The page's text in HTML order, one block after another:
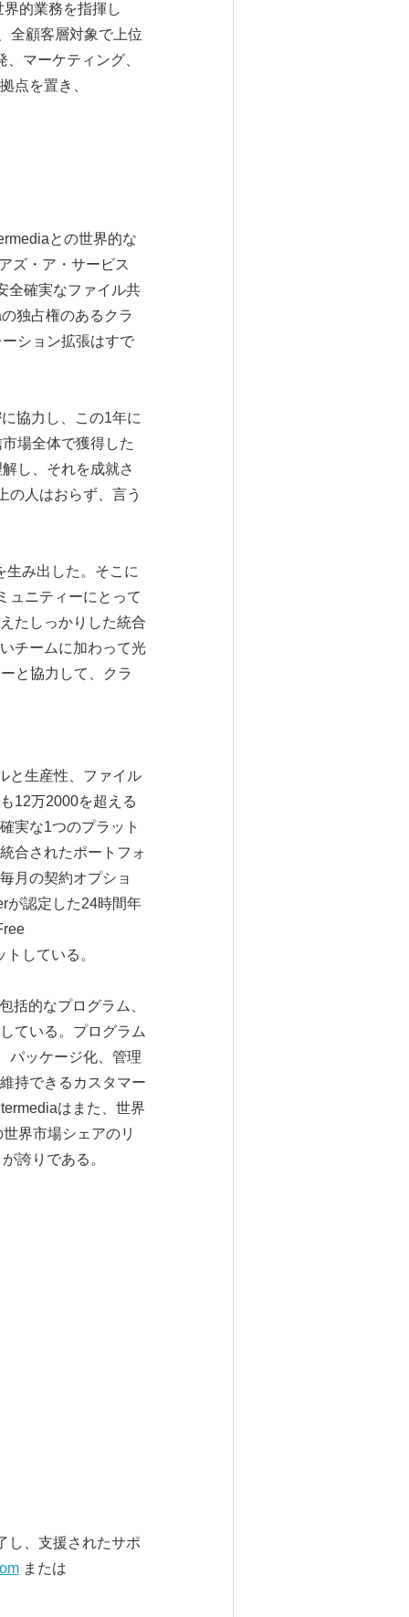
的業務を指揮し
全顧客層対象で上位
マーケティング、
点を置き、
との世界的な
ズ・ア・サービス
全確実なファイル共
独占権のあるクラ
ション拡張はすで
協力し、この1年に
場全体で獲得した
し、それを成就さ
の人はおらず、言う
生み出した。そこに
ュニティーにとって
たしっかりした統合
チームに加わって光
と協力して、クラ
と生産性、ファイル
12万2000を超える
実な1つのプラット
合されたポートフォ
月の契約オプショ
が認定した24時間年
している。
括的なプログラム、
ている。プログラム
パッケージ化、管理
持できるカスタマー
はまた、世界
界市場シェアのリ
誇りである。
し、支援されたサポ
または